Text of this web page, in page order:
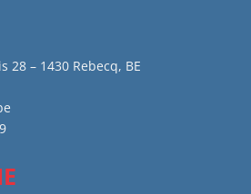
28 – 1430 Rebecq, BE